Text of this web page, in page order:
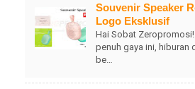
Souvenir Speaker
Logo Eksklusif
Hai Sobat
penuh gaya ini, hiburan
be…